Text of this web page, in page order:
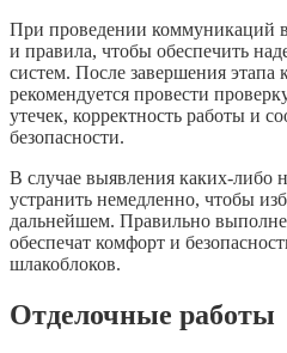
При проведении коммуникаций
и правила, чтобы обеспечить
систем. После завершения этапа
рекомендуется провести
утечек, корректность работы и
безопасности.
В случае выявления каких-либо
устранить немедленно, чтобы
дальнейшем. Правильно
обеспечат комфорт и
шлакоблоков.
Отделочные работы